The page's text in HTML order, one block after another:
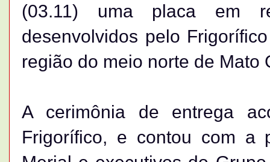
(03.11) uma placa em
desenvolvidos pelo
região do meio norte de Mato
A cerimônia de entrega
Frigorífico, e contou com a